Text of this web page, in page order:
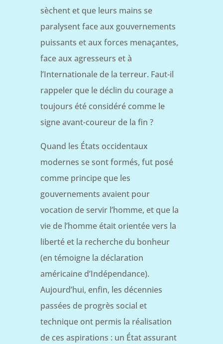
sèchent et que leurs mains se
paralysent face aux gouvernements
puissants et aux forces menaçantes,
face aux agresseurs et à
l’Internationale de la terreur. Faut-il
rappeler que le déclin du courage a
toujours été considéré comme le
signe avant-coureur de la fin ?
Quand les États occidentaux
modernes se sont formés, fut posé
comme principe que les
gouvernements avaient pour
vocation de servir l’homme, et que la
vie de l’homme était orientée vers la
liberté et la recherche du bonheur
(en témoigne la déclaration
américaine d’Indépendance).
Aujourd’hui, enfin, les décennies
passées de progrès social et
technique ont permis la réalisation
de ces aspirations : un État assurant